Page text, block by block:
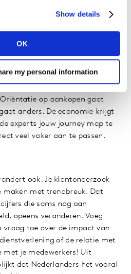
Show details
OK
my personal information
van veel producenten wiens
journey map. Hangt je
zoals bij de meeste
op aankopen gaat
anders. De economie krijgt
experts jouw journey map te
veel vaker aan te passen.
ook. Je klantonderzoek
met trendbreuk. Dat
die soms nog aan
opeens veranderen. Voeg
toe over de impact van
of de relatie met
met je medewerkers! Uit
dat Nederlanders het vooral